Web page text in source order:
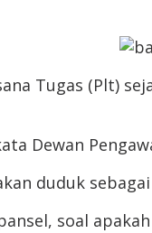
Tugas (Plt)
Dewan
duduk
soal